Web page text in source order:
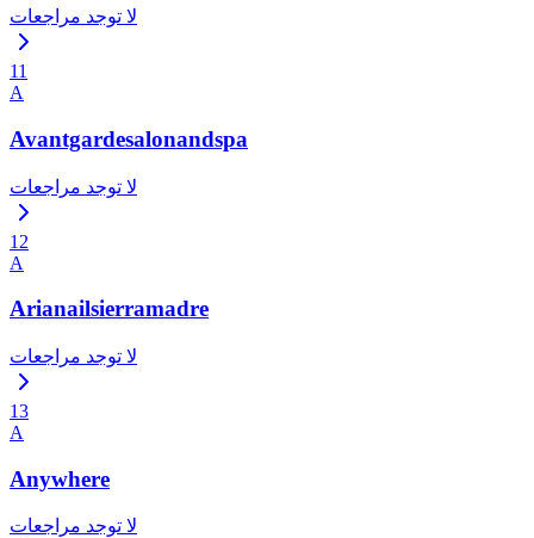
لا توجد مراجعات
11
A
Avantgardesalonandspa
لا توجد مراجعات
12
A
Arianailsierramadre
لا توجد مراجعات
13
A
Anywhere
لا توجد مراجعات